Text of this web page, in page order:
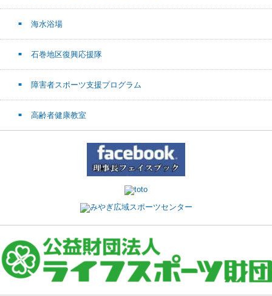
海水浴場
石巻地区復興応援隊
障害者スポーツ支援プログラム
高齢者健康教室